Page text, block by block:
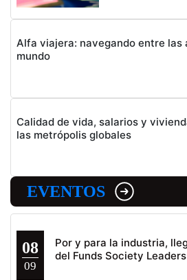
Alfa viajera: navegando entre las
mundo
Calidad de vida, salarios y
las metrópolis globales
EVENTOS
08
09
Por y para la industria,
del Funds Society